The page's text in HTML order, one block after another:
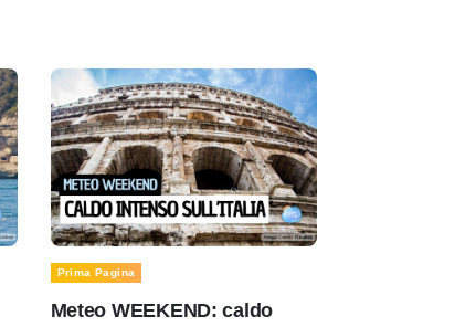
Prima Pagina
Meteo WEEKEND: caldo